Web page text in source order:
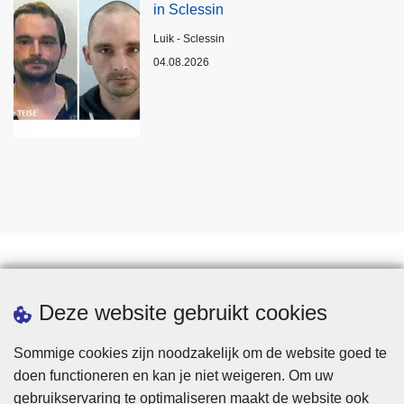
Deze website gebruikt cookies
Sommige cookies zijn noodzakelijk om de website goed te
doen functioneren en kan je niet weigeren. Om uw
gebruikservaring te optimaliseren maakt de website ook
in Sclessin
Plaats
Luik - Sclessin
04.08.2026